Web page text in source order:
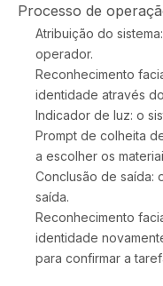
Processo de
Atribuição do
operador.
Reconhecimento
identidade através
Indicador de luz: o
Prompt de colheita
a escolher os
Conclusão de saída:
saída.
Reconhecimento
identidade
para confirmar a